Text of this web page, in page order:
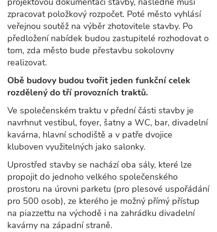
zpracovat položkový rozpočet. Poté město vyhlásí
veřejnou soutěž na výběr zhotovitele stavby. Po
předložení nabídek budou zastupitelé rozhodovat o
tom, zda město bude přestavbu sokolovny
realizovat.
Obě budovy budou tvořit jeden funkční celek
rozdělený do tří provozních traktů.
Ve společenském traktu v přední části stavby je
navrhnut vestibul, foyer, šatny a WC, bar, divadelní
kavárna, hlavní schodiště a v patře dvojice
kluboven využitelných jako salonky.
Uprostřed stavby se nachází oba sály, které lze
propojit do jednoho velkého společenského
prostoru na úrovni parketu (pro plesové uspořádání
pro 500 osob), ze kterého je možný přímý přístup
na piazzettu na východě i na zahrádku divadelní
kavárny na západní straně.